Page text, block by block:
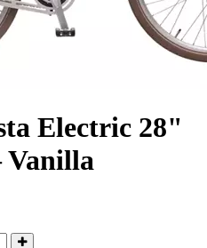
Electric 28"
Vanilla